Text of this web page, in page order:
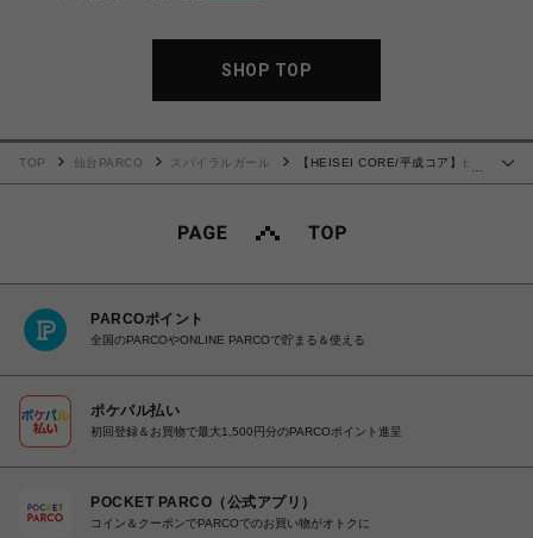
SHOP TOP
TOP 仙台PARCO スパイラルガール
【HEISEI CORE/平成コア】ビ
PARCOポイント
全国のPARCOやONLINE PARCOで貯まる＆使える
ポケパル払い
初回登録＆お買物で最大1,500円分のPARCOポイント進呈
POCKET PARCO（公式アプリ）
コイン＆クーポンでPARCOでのお買い物がオトクに